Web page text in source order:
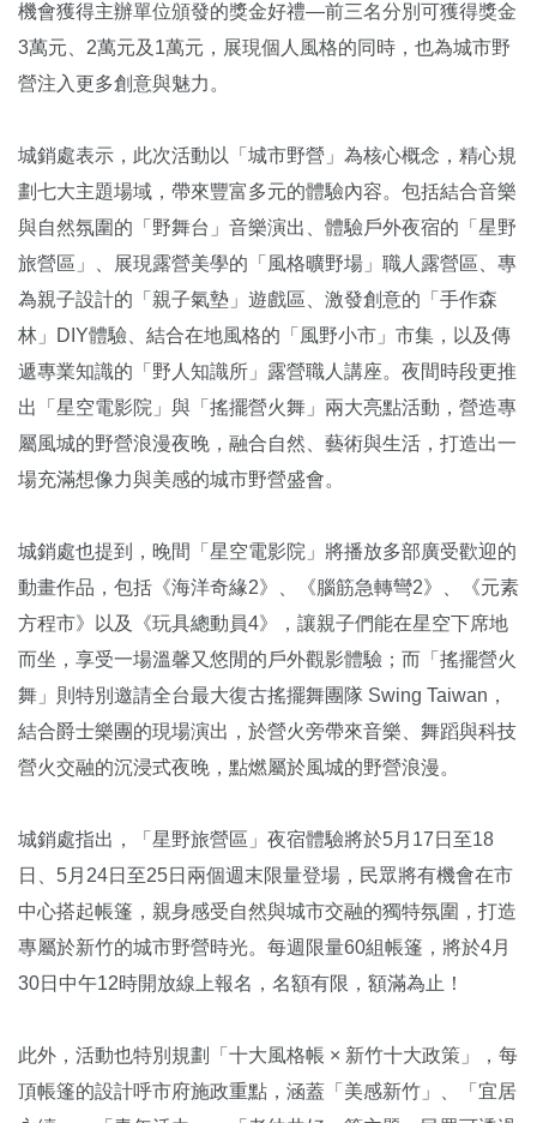
機會獲得主辦單位頒發的獎金好禮—前三名分別可獲得獎金
3萬元、2萬元及1萬元，展現個人風格的同時，也為城市野
營注入更多創意與魅力。
城銷處表示，此次活動以「城市野營」為核心概念，精心規
劃七大主題場域，帶來豐富多元的體驗內容。包括結合音樂
與自然氛圍的「野舞台」音樂演出、體驗戶外夜宿的「星野
旅營區」、展現露營美學的「風格曠野場」職人露營區、專
為親子設計的「親子氣墊」遊戲區、激發創意的「手作森
林」DIY體驗、結合在地風格的「風野小市」市集，以及傳
遞專業知識的「野人知識所」露營職人講座。夜間時段更推
出「星空電影院」與「搖擺營火舞」兩大亮點活動，營造專
屬風城的野營浪漫夜晚，融合自然、藝術與生活，打造出一
場充滿想像力與美感的城市野營盛會。
城銷處也提到，晚間「星空電影院」將播放多部廣受歡迎的
動畫作品，包括《海洋奇緣2》、《腦筋急轉彎2》、《元素
方程市》以及《玩具總動員4》，讓親子們能在星空下席地
而坐，享受一場溫馨又悠閒的戶外觀影體驗；而「搖擺營火
舞」則特別邀請全台最大復古搖擺舞團隊 Swing Taiwan，
結合爵士樂團的現場演出，於營火旁帶來音樂、舞蹈與科技
營火交融的沉浸式夜晚，點燃屬於風城的野營浪漫。
城銷處指出，「星野旅營區」夜宿體驗將於5月17日至18
日、5月24日至25日兩個週末限量登場，民眾將有機會在市
中心搭起帳篷，親身感受自然與城市交融的獨特氛圍，打造
專屬於新竹的城市野營時光。每週限量60組帳篷，將於4月
30日中午12時開放線上報名，名額有限，額滿為止！
此外，活動也特別規劃「十大風格帳 × 新竹十大政策」，每
頂帳篷的設計呼市府施政重點，涵蓋「美感新竹」、「宜居